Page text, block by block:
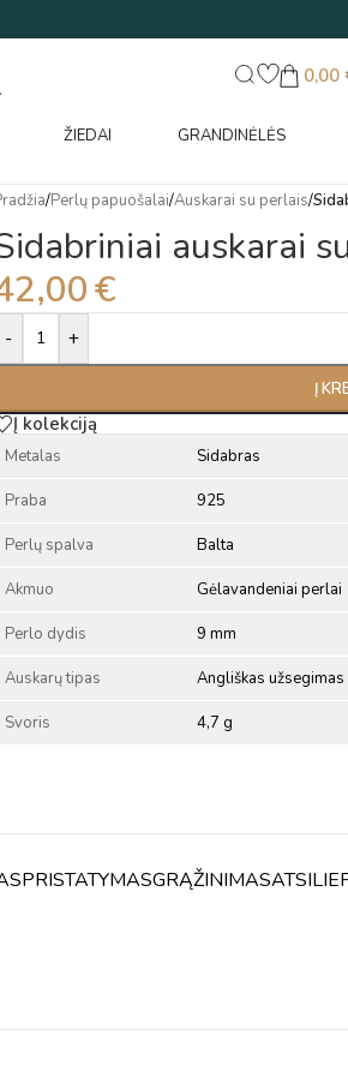
0,00
ŽIEDAI GRANDINĖLĖS
/Perlų papuošalai/Auskarai su perlais/
auskarai
€
- +
Į
Alternative:
Į kolekciją
Metalas Sidabras
Praba 925
Perlų spalva Balta
Akmuo Gėlavandeniai perlai
Perlo dydis 9 mm
Auskarų tipas Angliškas užsegimas
Svoris 4,7 g
PRISTATYMASGRĄŽINIMAS